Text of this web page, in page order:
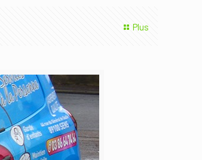
Plus